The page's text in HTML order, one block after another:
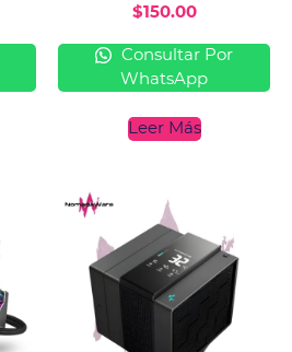
$150.00
Consultar Por
WhatsApp
Leer Más